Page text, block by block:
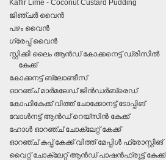
Kaffir Lime - Coconut Custard Pudding
ജിഞ്ചര്‍ വൈന്‍
പഴം വൈന്‍
ഗ്രേപ്പ് വൈന്‍
സ്റ്റിക്കി ലൈം ആന്‍ഡ് കോക്കനെട്ട് ഡ്രിസില്‍
കേക്ക്
കോക്കനട്ട് ബ്ലോണ്ടീസ്
ഓറഞ്ച് മാര്‍മലേഡ് ജിന്‍ഡര്‍ബ്രെഡ്
കോഫികേക്ക് വിത്ത് ചോക്കോനട്ട് ടോപ്പിങ്
വോള്‍നട്ട് ആന്‍ഡ് റെയ്‌സിന്‍ കേക്ക്
ഹോള്‍ ഓറഞ്ച് ചോക്‌ലേറ്റ് കേക്ക്
ഓറഞ്ച് കപ്പ് കേക്ക് വിത്ത് മേപ്പിള്‍ ഫ്രോസ്റ്റിങ്
വൈറ്റ് ചോക്‌ലേറ്റ് ആന്‍ഡ് പാഷന്‍ഫ്രൂട്ട് കേക്ക്